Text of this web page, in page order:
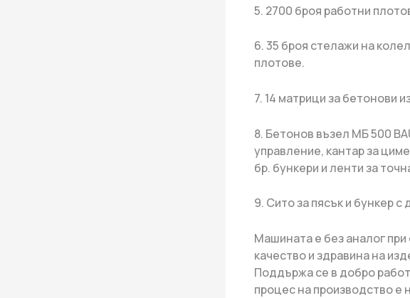
5. 2700 броя работни
6. 35 броя стелажи на
плотове.
7. 14 матрици за бетонови
8. Бетонов възел МБ 500
управление, кантар за
бр. бункери и ленти за
9. Сито за пясък и бункер
Машината е без аналог
качество и здравина на
Поддържа се в добро
процес на производство е